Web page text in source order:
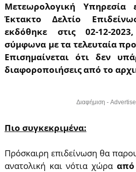
Μετεωρολογική Υπηρεσία
Έκτακτο Δελτίο
εκδόθηκε στις 02-12-2023,
σύμφωνα με τα τελευταία
Επισημαίνεται ότι δεν
διαφοροποιήσεις από το
Διαφήμιση -
Πιο συγκεκριμένα:
Πρόσκαιρη επιδείνωση θα
ανατολική και νότια χώρα